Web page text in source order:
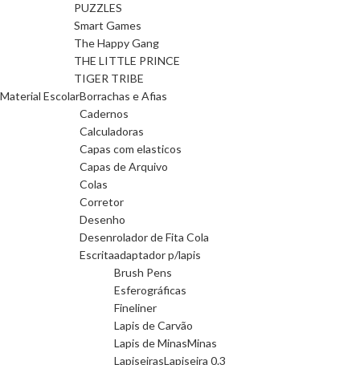
PUZZLES
Smart Games
The Happy Gang
THE LITTLE PRINCE
TIGER TRIBE
Material EscolarBorrachas e Afias
Cadernos
Calculadoras
Capas com elasticos
Capas de Arquivo
Colas
Corretor
Desenho
Desenrolador de Fita Cola
Escritaadaptador p/lapis
Brush Pens
Esferográficas
Fineliner
Lapis de Carvão
Lapis de MinasMinas
LapiseirasLapiseira 0.3